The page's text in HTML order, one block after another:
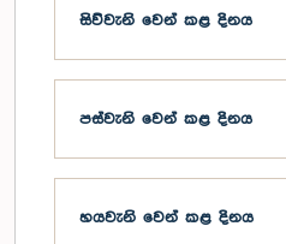
සිව්වැනි වෙන් කළ දිනය
පස්වැනි වෙන් කළ දිනය
හයවැනි වෙන් කළ දිනය